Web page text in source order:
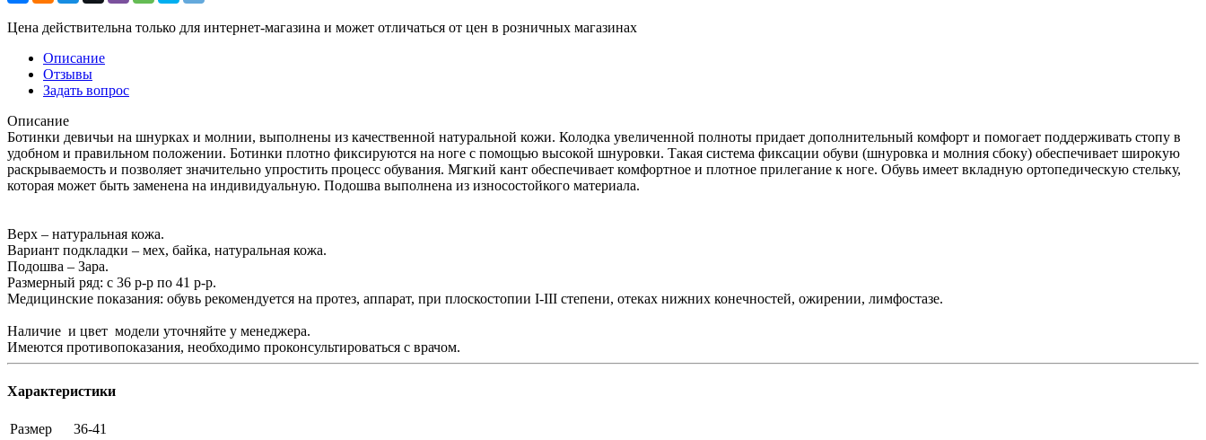
Цена действительна только для интернет-магазина и может отличаться от цен в розничных магазинах
Описание
Отзывы
Задать вопрос
Описание
Ботинки девичьи на шнурках и молнии, выполнены из качественной натуральной кожи. Колодка увеличенной полноты придает дополнительный комфорт и помогает поддерживать стопу в
удобном и правильном положении. Ботинки плотно фиксируются на ноге с помощью высокой шнуровки. Такая система фиксации обуви (шнуровка и молния сбоку) обеспечивает широкую
раскрываемость и позволяет значительно упростить процесс обувания. Мягкий кант обеспечивает комфортное и плотное прилегание к ноге. Обувь имеет вкладную ортопедическую стельку,
которая может быть заменена на индивидуальную. Подошва выполнена из износостойкого материала.
Верх – натуральная кожа.
Вариант подкладки – мех, байка, натуральная кожа.
Подошва – Зара.
Размерный ряд: с 36 р-р по 41 р-р.
Медицинские показания: обувь рекомендуется на протез, аппарат, при плоскостопии I-III степени, отеках нижних конечностей, ожирении, лимфостазе.
Наличие и цвет модели уточняйте у менеджера.
Имеются противопоказания, необходимо проконсультироваться с врачом.
Характеристики
Размер
36-41